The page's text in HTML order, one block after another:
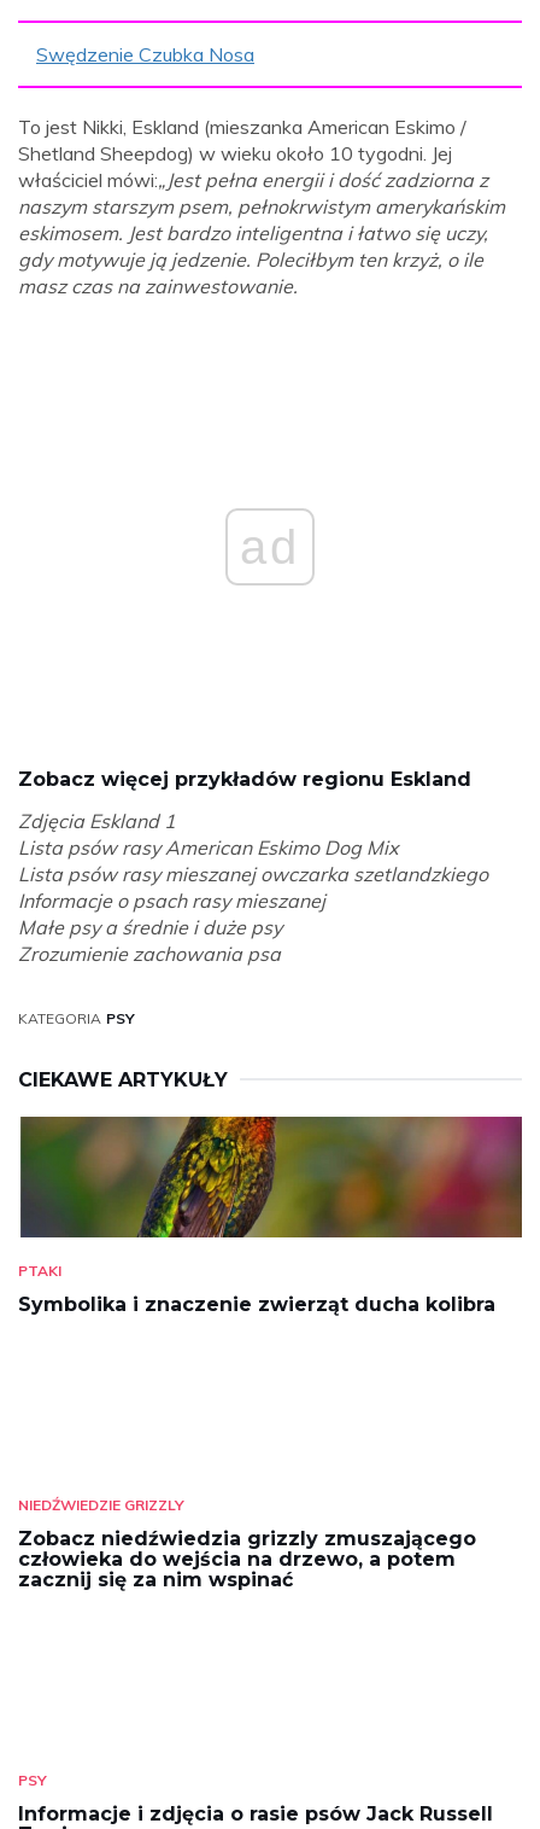
Swędzenie Czubka Nosa
To jest Nikki, Eskland (mieszanka American Eskimo /
Shetland Sheepdog) w wieku około 10 tygodni. Jej
właściciel mówi:„Jest pełna energii i dość zadziorna z
naszym starszym psem, pełnokrwistym amerykańskim
eskimosem. Jest bardzo inteligentna i łatwo się uczy,
gdy motywuje ją jedzenie. Poleciłbym ten krzyż, o ile
masz czas na zainwestowanie.
ad
Zobacz więcej przykładów regionu Eskland
Zdjęcia Eskland 1
Lista psów rasy American Eskimo Dog Mix
Lista psów rasy mieszanej owczarka szetlandzkiego
Informacje o psach rasy mieszanej
Małe psy a średnie i duże psy
Zrozumienie zachowania psa
KATEGORIA PSY
CIEKAWE ARTYKUŁY
PTAKI
Symbolika i znaczenie zwierząt ducha kolibra
NIEDŹWIEDZIE GRIZZLY
Zobacz niedźwiedzia grizzly zmuszającego
człowieka do wejścia na drzewo, a potem
zacznij się za nim wspinać
PSY
Informacje i zdjęcia o rasie psów Jack Russell